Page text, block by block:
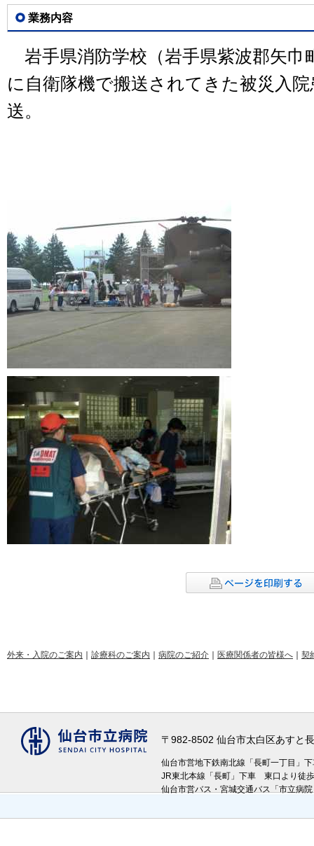
業務内容
岩手県消防学校（岩手県紫波郡矢巾
に自衛隊機で搬送されてきた被災入
送。
外来・入院のご案内 診療科のご案内 病院のご紹介 医療関係者の皆様へ 契
〒982-8502 仙台市太白区あす
仙台市営地下鉄南北線「長町一丁目
JR東北本線「長町」下車 東口より徒
仙台市営バス・宮城交通バス「市立病